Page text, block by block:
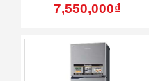
7,550,000₫